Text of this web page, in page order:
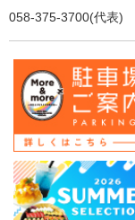
058-375-3700(代表)